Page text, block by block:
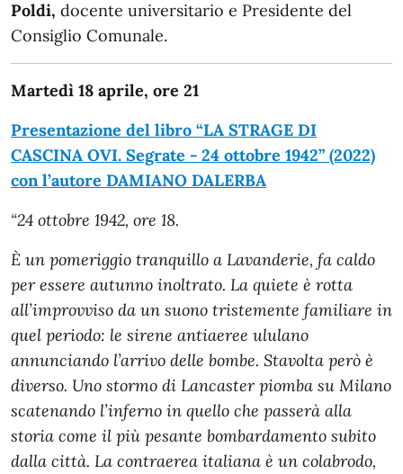
Poldi, docente universitario e Presidente del
Consiglio Comunale.
Martedì 18 aprile, ore 21
Presentazione del libro “LA STRAGE DI
CASCINA OVI. Segrate - 24 ottobre 1942” (2022)
con l’autore DAMIANO DALERBA
“24 ottobre 1942, ore 18.
È un pomeriggio tranquillo a Lavanderie, fa caldo
per essere autunno inoltrato. La quiete è rotta
all’improvviso da un suono tristemente familiare in
quel periodo: le sirene antiaeree ululano
annunciando l’arrivo delle bombe. Stavolta però è
diverso. Uno stormo di Lancaster piomba su Milano
scatenando l’inferno in quello che passerà alla
storia come il più pesante bombardamento subito
dalla città. La contraerea italiana è un colabrodo,